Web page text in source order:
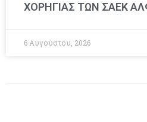
ΧΟΡΗΓΙΑΣ ΤΩΝ ΣΑΕΚ
6 Αυγούστου, 2026